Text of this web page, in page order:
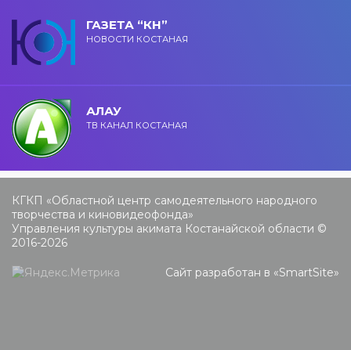
ГАЗЕТА “КН”
НОВОСТИ КОСТАНАЯ
АЛАУ
ТВ КАНАЛ КОСТАНАЯ
КГКП «Областной центр самодеятельного народного
творчества и киновидеофонда»
Управления культуры акимата Костанайской области ©
2016-2026
Сайт разработан в «SmartSite»